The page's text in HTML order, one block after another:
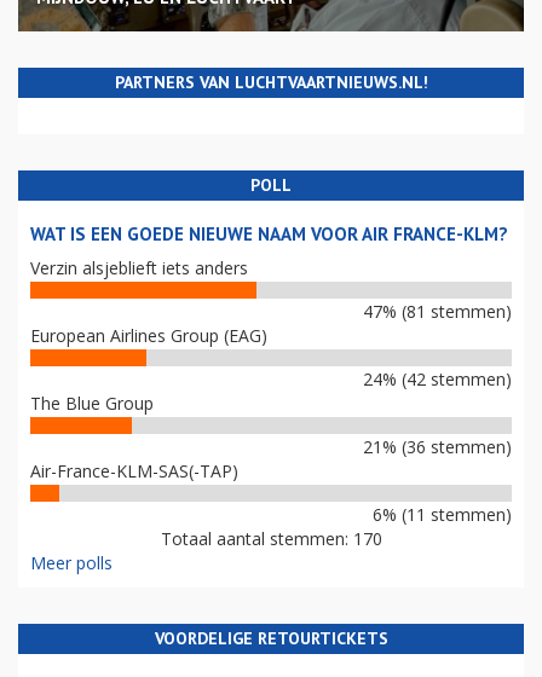
PARTNERS VAN LUCHTVAARTNIEUWS.NL!
POLL
WAT IS EEN GOEDE NIEUWE NAAM VOOR AIR FRANCE-KLM?
Verzin alsjeblieft iets anders
47% (81 stemmen)
European Airlines Group (EAG)
24% (42 stemmen)
The Blue Group
21% (36 stemmen)
Air-France-KLM-SAS(-TAP)
6% (11 stemmen)
Totaal aantal stemmen: 170
Meer polls
VOORDELIGE RETOURTICKETS